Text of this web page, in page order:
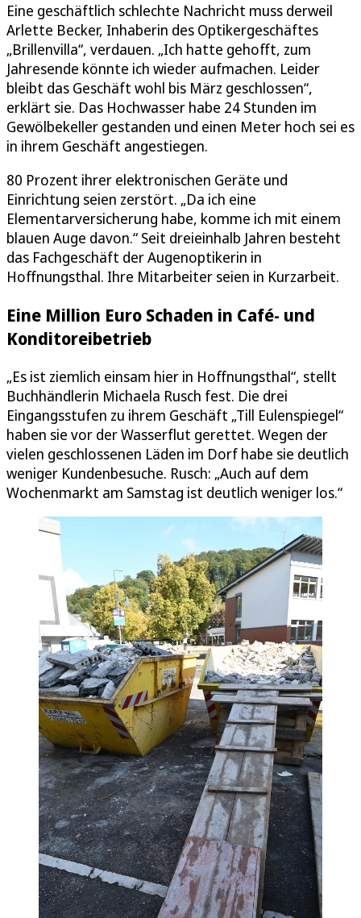
Eine geschäftlich schlechte Nachricht muss derweil
Arlette Becker, Inhaberin des Optikergeschäftes
„Brillenvilla“, verdauen. „Ich hatte gehofft, zum
Jahresende könnte ich wieder aufmachen. Leider
bleibt das Geschäft wohl bis März geschlossen“,
erklärt sie. Das Hochwasser habe 24 Stunden im
Gewölbekeller gestanden und einen Meter hoch sei es
in ihrem Geschäft angestiegen.
80 Prozent ihrer elektronischen Geräte und
Einrichtung seien zerstört. „Da ich eine
Elementarversicherung habe, komme ich mit einem
blauen Auge davon.“ Seit dreieinhalb Jahren besteht
das Fachgeschäft der Augenoptikerin in
Hoffnungsthal. Ihre Mitarbeiter seien in Kurzarbeit.
Eine Million Euro Schaden in Café- und
Konditoreibetrieb
„Es ist ziemlich einsam hier in Hoffnungsthal“, stellt
Buchhändlerin Michaela Rusch fest. Die drei
Eingangsstufen zu ihrem Geschäft „Till Eulenspiegel“
haben sie vor der Wasserflut gerettet. Wegen der
vielen geschlossenen Läden im Dorf habe sie deutlich
weniger Kundenbesuche. Rusch: „Auch auf dem
Wochenmarkt am Samstag ist deutlich weniger los.“